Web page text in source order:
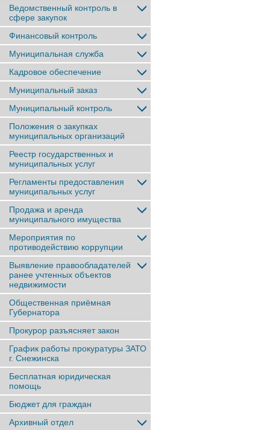
Ведомственный контроль в
сфере закупок
Финансовый контроль
Муниципальная служба
Кадровое обеспечение
Муниципальный заказ
Муниципальный контроль
Положения о закупках
муниципальных организаций
Реестр государственных и
муниципальных услуг
Регламенты предоставления
муниципальных услуг
Продажа и аренда
муниципального имущества
Мероприятия по
противодействию коррупции
Выявление правообладателей
ранее учтенныx объектов
недвижимости
Общественная приёмная
Губернатора
Прокурор разъясняет закон
График работы прокуратуры ЗАТО
г. Снежинска
Бесплатная юридическая
помощь
Бюджет для граждан
Архивный отдел